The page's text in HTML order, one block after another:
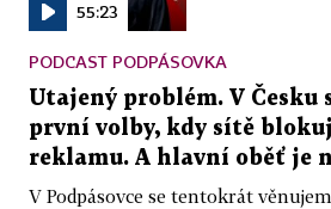
55:23
PODCAST PODPÁSOVKA
Utajený problém. V Česku
první volby, kdy sítě
reklamu. A hlavní oběť je
V Podpásovce se tentokrát